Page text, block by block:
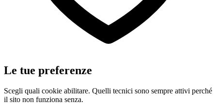
Le tue preferenze
Scegli quali cookie abilitare. Quelli tecnici sono sempre attivi perché
il sito non funziona senza.